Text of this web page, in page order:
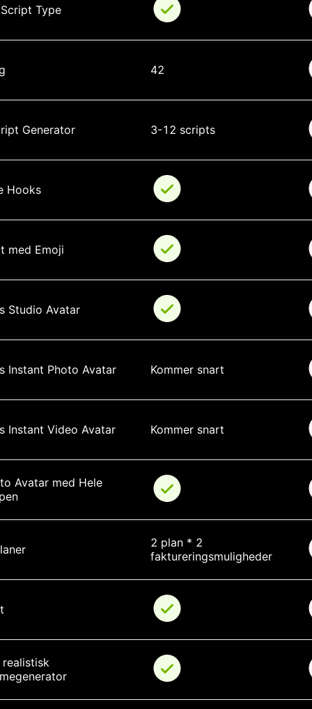
Type
42
Generator 3-12 scripts
Hooks
med Emoji
Studio Avatar
Instant Photo Avatar Kommer snart
Instant Video Avatar Kommer snart
Avatar med Hele
2 plan * 2
faktureringsmuligheder